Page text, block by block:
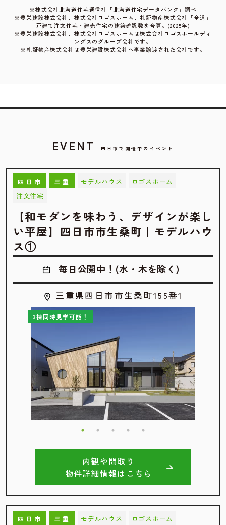
※株式会社北海道住宅通信社「北海道住宅データバンク」調べ
※豊栄建設株式会社、株式会社ロゴスホーム、 札証物産株式会社「全道」
戸建て注文住宅・建売住宅の建築確認数を合算。(2025年)
※豊栄建設株式会社、株式会社ロゴスホームは株式会社ロゴスホールディ
ングスのグループ会社です。
※札証物産株式会社は豊栄建設株式会社へ事業譲渡された会社です。
EVENT 四日市で開催中のイベント
四日市 三重 モデルハウス
ロゴスホーム
注文住宅
【和モダンを味わう、デザインが楽し
い平屋】四日市市生桑町｜モデルハウ
ス①
毎日公開中！(水・木を除く)
三重県四日市市生桑町155番1
3棟同時見学可能！
内観や間取り
物件詳細情報はこちら
四日市 三重 モデルハウス ロゴスホーム